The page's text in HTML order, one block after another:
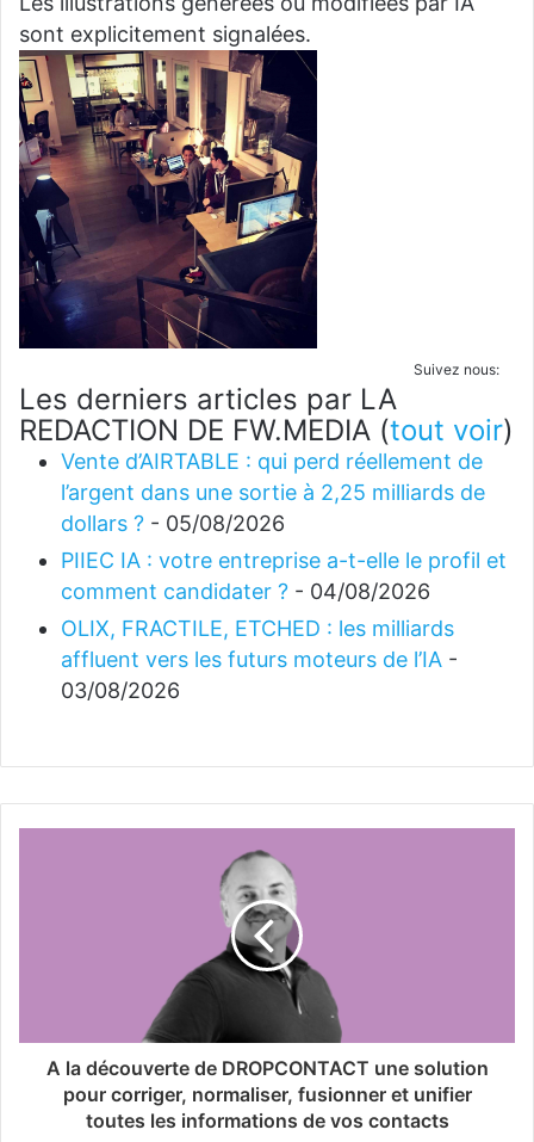
sont explicitement signalées.
Suivez nous:
Les derniers articles par LA
REDACTION DE FW.MEDIA (tout voir)
Vente d’AIRTABLE : qui perd réellement de
l’argent dans une sortie à 2,25 milliards de
dollars ? - 05/08/2026
PIIEC IA : votre entreprise a-t-elle le profil et
comment candidater ? - 04/08/2026
OLIX, FRACTILE, ETCHED : les milliards
affluent vers les futurs moteurs de l’IA -
03/08/2026
A la découverte de DROPCONTACT une solution
pour corriger, normaliser, fusionner et unifier
toutes les informations de vos contacts